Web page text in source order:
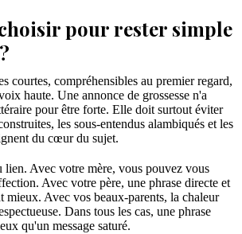
pour rester simple
courtes, compréhensibles au premier regard,
haute. Une annonce de grossesse n'a
pour être forte. Elle doit surtout éviter
les sous-entendus alambiqués et les
du cœur du sujet.
lien. Avec votre mère, vous pouvez vous
Avec votre père, une phrase directe et
mieux. Avec vos beaux-parents, la chaleur
Dans tous les cas, une phrase
qu'un message saturé.